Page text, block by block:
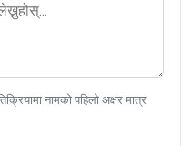
नामको पहिलो अक्षर मात्र